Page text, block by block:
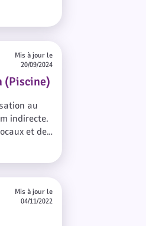
(Piscine)
Mis à jour le
20/09/2024
au
indirecte.
et des
Mis à jour le
04/11/2022